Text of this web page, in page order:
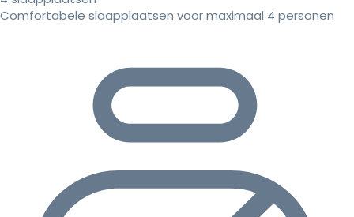
Comfortabele slaapplaatsen voor maximaal 4 personen